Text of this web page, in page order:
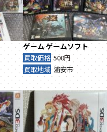
ゲームゲームソフト
買取価格 500円
買取地域 浦安市